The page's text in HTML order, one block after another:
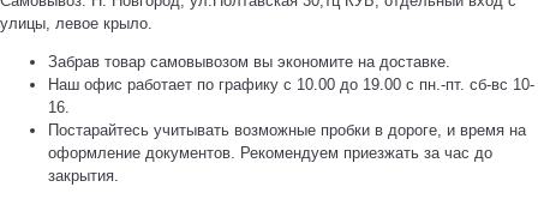
улицы, левое крыло.
Забрав товар самовывозом вы экономите на доставке.
Наш офис работает по графику с 10.00 до 19.00 с пн.-пт. сб-вс 10-
16.
Постарайтесь учитывать возможные пробки в дороге, и время на
оформление документов. Рекомендуем приезжать за час до
закрытия.